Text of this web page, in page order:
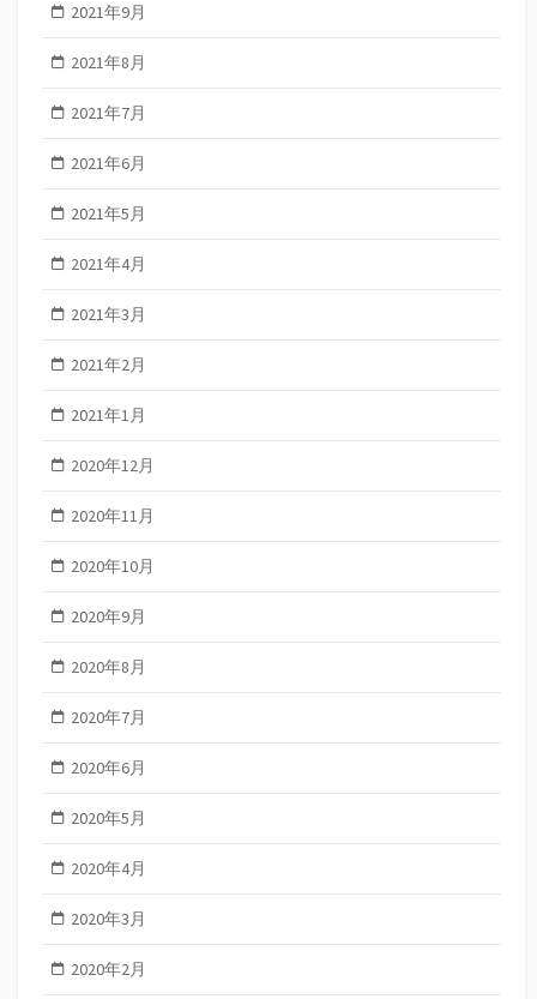
2021年9月
2021年8月
2021年7月
2021年6月
2021年5月
2021年4月
2021年3月
2021年2月
2021年1月
2020年12月
2020年11月
2020年10月
2020年9月
2020年8月
2020年7月
2020年6月
2020年5月
2020年4月
2020年3月
2020年2月